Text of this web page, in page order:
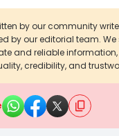
by our community
by our editorial team.
and reliable
credibility, and